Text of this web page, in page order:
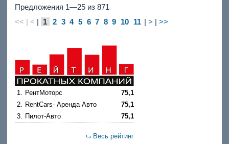
Предложения 1—25 из 871
<< | < | 1 2 3 4 5 6 7 8 9 10 11 | > | >>
1. РентМоторс
75,1
2.
RentCars- Аренда Авто
75,1
3.
Пилот-Авто 75,1
Весь рейтинг